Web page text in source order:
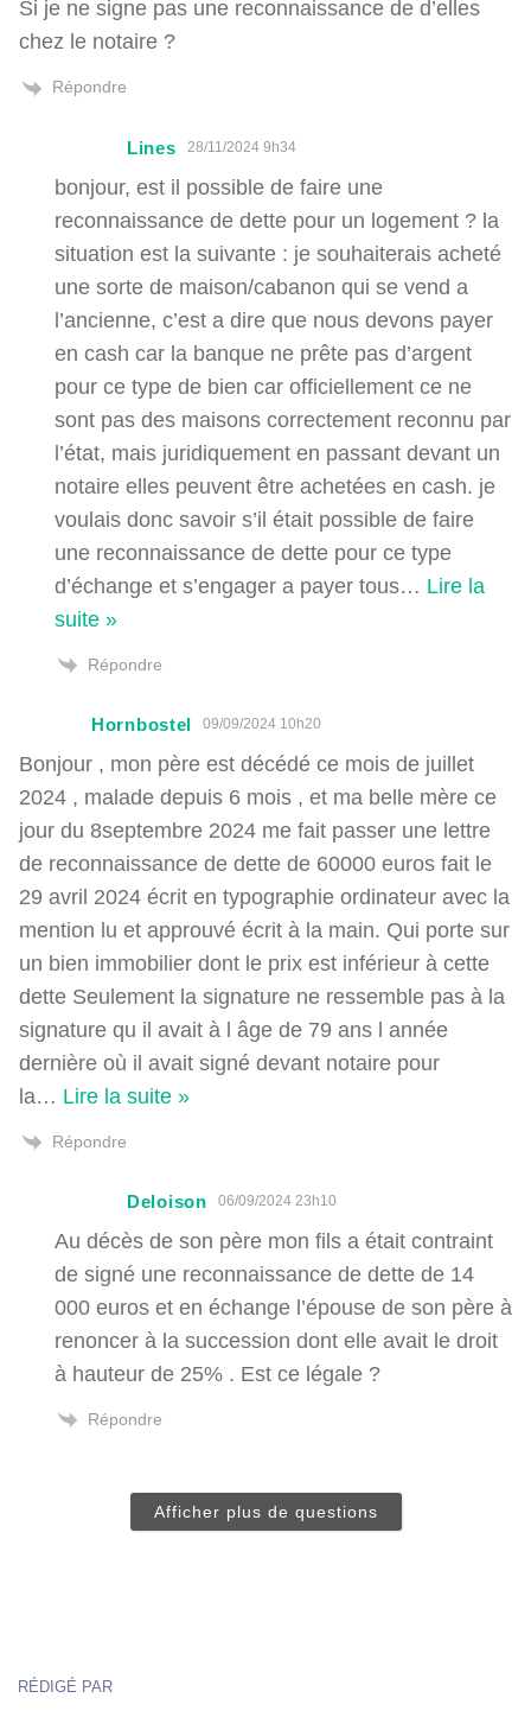
Si je ne signe pas une reconnaissance de d’elles
chez le notaire ?
Répondre
Lines 28/11/2024 9h34
bonjour, est il possible de faire une
reconnaissance de dette pour un logement ? la
situation est la suivante : je souhaiterais acheté
une sorte de maison/cabanon qui se vend a
l’ancienne, c’est a dire que nous devons payer
en cash car la banque ne prête pas d’argent
pour ce type de bien car officiellement ce ne
sont pas des maisons correctement reconnu par
l’état, mais juridiquement en passant devant un
notaire elles peuvent être achetées en cash. je
voulais donc savoir s’il était possible de faire
une reconnaissance de dette pour ce type
d’échange et s’engager a payer tous… Lire la
suite »
Répondre
Hornbostel 09/09/2024 10h20
Bonjour , mon père est décédé ce mois de juillet
2024 , malade depuis 6 mois , et ma belle mère ce
jour du 8septembre 2024 me fait passer une lettre
de reconnaissance de dette de 60000 euros fait le
29 avril 2024 écrit en typographie ordinateur avec la
mention lu et approuvé écrit à la main. Qui porte sur
un bien immobilier dont le prix est inférieur à cette
dette Seulement la signature ne ressemble pas à la
signature qu il avait à l âge de 79 ans l année
dernière où il avait signé devant notaire pour
la… Lire la suite »
Répondre
Deloison 06/09/2024 23h10
Au décès de son père mon fils a était contraint
de signé une reconnaissance de dette de 14
000 euros et en échange l’épouse de son père à
renoncer à la succession dont elle avait le droit
à hauteur de 25% . Est ce légale ?
Répondre
Afficher plus de questions
RÉDIGÉ PAR